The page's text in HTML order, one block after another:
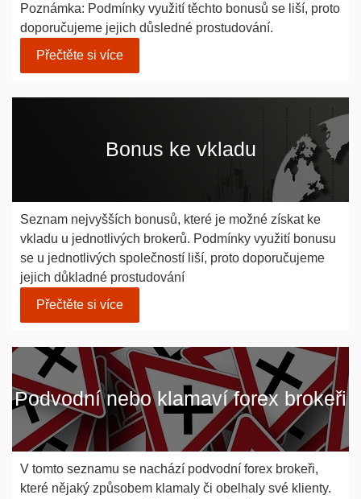
Poznámka: Podmínky využití těchto bonusů se liší, proto
doporučujeme jejich důsledné prostudování.
Přečtěte si více
Bonus ke vkladu
Seznam nejvyšších bonusů, které je možné získat ke
vkladu u jednotlivých brokerů. Podmínky využití bonusu
se u jednotlivých společností liší, proto doporučujeme
jejich důkladné prostudování
Přečtěte si více
Podvodní nebo klamaví forex brokeři
V tomto seznamu se nachází podvodní forex brokeři,
které nějaký způsobem klamaly či obelhaly své klienty.